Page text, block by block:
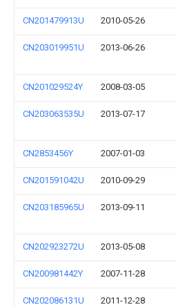
CN201479913U 2010-05-26
CN203019951U 2013-06-26
CN201029524Y 2008-03-05
CN203063535U 2013-07-17
CN2853456Y 2007-01-03
CN201591042U 2010-09-29
CN203185965U 2013-09-11
CN202923272U 2013-05-08
CN200981442Y 2007-11-28
CN202086131U 2011-12-28